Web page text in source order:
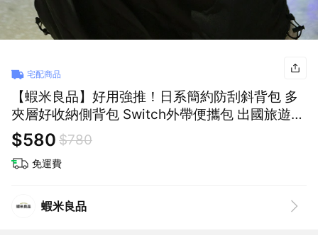
宅配商品
【蝦米良品】好用強推！日系簡約防刮斜背包 多
夾層好收納側背包 Switch外帶便攜包 出國旅遊機
場輕便小包
$580 $780
免運費
蝦米良品